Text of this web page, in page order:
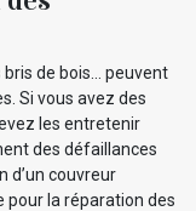
bris de bois… peuvent
Si vous avez des
les entretenir
des défaillances
d’un couvreur
pour la réparation des